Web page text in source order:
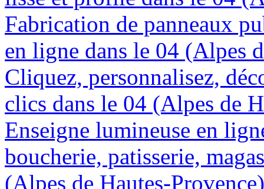
Fabrication de panneaux
en ligne dans le 04 (Alpes
Cliquez, personnalisez,
clics dans le 04 (Alpes de
Enseigne lumineuse en
boucherie, patisserie,
(Alpes de Hautes-Provence)